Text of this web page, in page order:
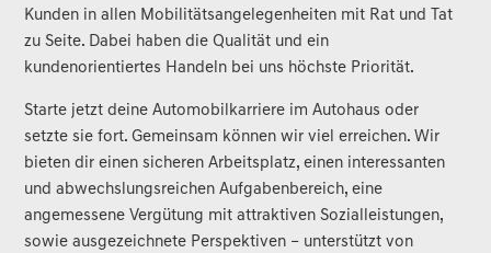
Kunden in allen Mobilitätsangelegenheiten mit Rat und Tat
zu Seite. Dabei haben die Qualität und ein
kundenorientiertes Handeln bei uns höchste Priorität.
Starte jetzt deine Automobilkarriere im Autohaus oder
setzte sie fort. Gemeinsam können wir viel erreichen. Wir
bieten dir einen sicheren Arbeitsplatz, einen interessanten
und abwechslungsreichen Aufgabenbereich, eine
angemessene Vergütung mit attraktiven Sozialleistungen,
sowie ausgezeichnete Perspektiven – unterstützt von